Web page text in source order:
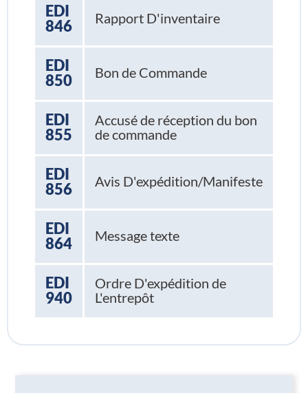
EDI
846
Rapport D'inventaire
EDI
850
Bon de Commande
EDI
855
Accusé de réception du bon
de commande
EDI
856
Avis D'expédition/Manifeste
EDI
864
Message texte
EDI
940
Ordre D'expédition de
L'entrepôt